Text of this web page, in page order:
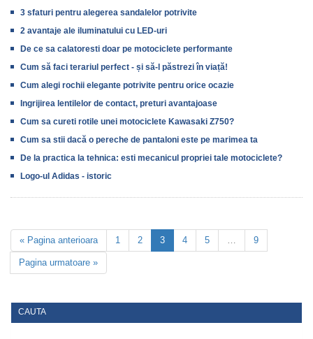
3 sfaturi pentru alegerea sandalelor potrivite
2 avantaje ale iluminatului cu LED-uri
De ce sa calatoresti doar pe motociclete performante
Cum să faci terariul perfect - și să-l păstrezi în viață!
Cum alegi rochii elegante potrivite pentru orice ocazie
Ingrijirea lentilelor de contact, preturi avantajoase
Cum sa cureti rotile unei motociclete Kawasaki Z750?
Cum sa stii dacă o pereche de pantaloni este pe marimea ta
De la practica la tehnica: esti mecanicul propriei tale motociclete?
Logo-ul Adidas - istoric
« Pagina anterioara 1 2 3 4 5 … 9
Pagina urmatoare »
CAUTA